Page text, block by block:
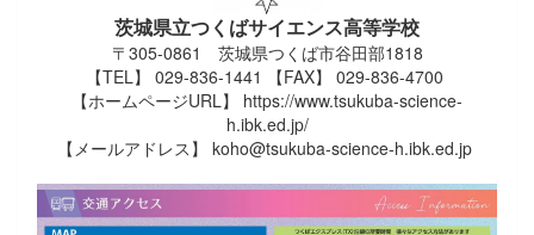
茨城県立つくばサイエンス高等学校
〒305-0861 茨城県つくば市谷田部1818
【TEL】 029-836-1441 【FAX】 029-836-4700
【ホームページURL】 https://www.tsukuba-science-
h.ibk.ed.jp/
【メールアドレス】 koho@tsukuba-science-h.ibk.ed.jp